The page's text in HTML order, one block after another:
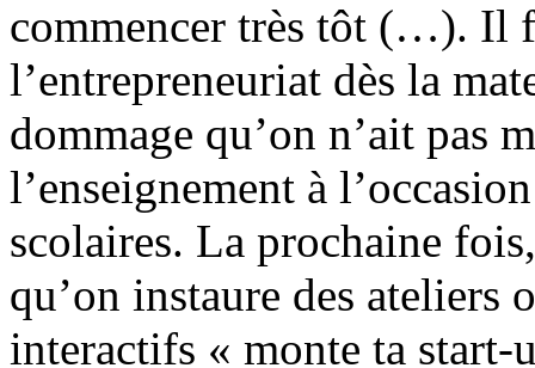
commencer très tôt (…). Il
l’entrepreneuriat dès la
dommage qu’on n’ait pas
l’enseignement à
scolaires. La prochaine
qu’on instaure des ateliers
interactifs « monte ta start-